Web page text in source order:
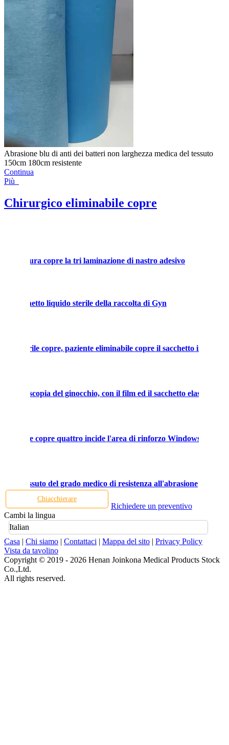
Abrasione blu di anti dei batteri non larghezza medica del tessuto
150cm 180cm resistente
Continua
Più
Chirurgico eliminabile copre
copre la tri laminazione di nastro adesivo
il sacchetto liquido sterile della raccolta di Gyn
sterile copre, paziente eliminabile copre il sacchetto incide il
artroscopia del ginocchio, con il film ed il sacchetto elastici.
copre quattro incide l'area di rinforzo Windows
tessuto del grado medico di resistenza all'abrasione
Chiacchierare
Richiedere un preventivo
Cambi la lingua
Italian
Casa | Chi siamo | Contattaci | Mappa del sito | Privacy Policy
Vista da tavolino
Copyright © 2019 - 2026 Henan Joinkona Medical Products Stock
Co.,Ltd.
All rights reserved.